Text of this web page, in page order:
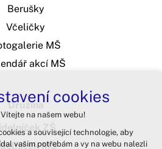
Berušky
Včeličky
MŠ
akcí MŠ
Družina
Jídelníček ZŠ
MŠ
cookies
Vítejte na našem webu!
a související technologie, aby
vašim potřebám a vy na webu nalezli